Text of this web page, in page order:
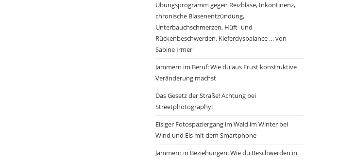
Übungsprogramm gegen Reizblase, Inkontinenz,
chronische Blasenentzündung,
Unterbauchschmerzen, Hüft- und
Rückenbeschwerden, Kieferdysbalance … von
Sabine Irmer
Jammern im Beruf: Wie du aus Frust konstruktive
Veränderung machst
Das Gesetz der Straße! Achtung bei
Streetphotography!
Eisiger Fotospaziergang im Wald im Winter bei
Wind und Eis mit dem Smartphone
Jammern in Beziehungen: Wie du Beschwerden in